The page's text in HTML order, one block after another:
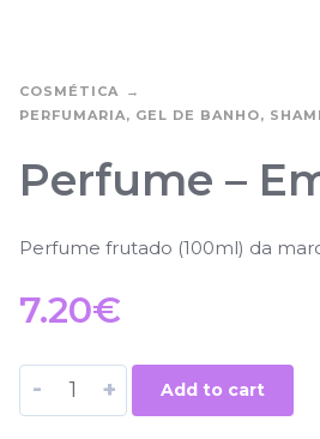
COSMÉTICA
PERFUMARIA, GEL DE BANHO,
Perfume –
Perfume frutado (100ml) da
7.20€
- + Add to cart